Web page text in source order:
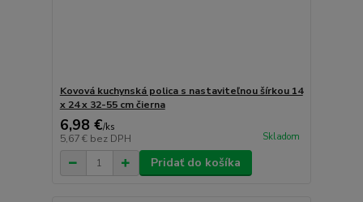
Kovová kuchynská polica s nastaviteľnou šírkou 14
x 24 x 32-55 cm čierna
6,98 €/ks
5,67 € bez DPH Skladom
Pridať do košíka